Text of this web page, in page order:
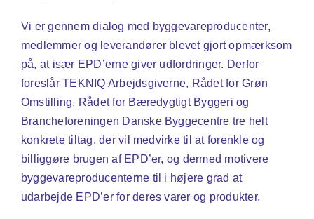
Vi er gennem dialog med byggevareproducenter,
medlemmer og leverandører blevet gjort opmærksom
på, at især EPD’erne giver udfordringer. Derfor
foreslår TEKNIQ Arbejdsgiverne, Rådet for Grøn
Omstilling, Rådet for Bæredygtigt Byggeri og
Brancheforeningen Danske Byggecentre tre helt
konkrete tiltag, der vil medvirke til at forenkle og
billiggøre brugen af EPD’er, og dermed motivere
byggevareproducenterne til i højere grad at
udarbejde EPD’er for deres varer og produkter.